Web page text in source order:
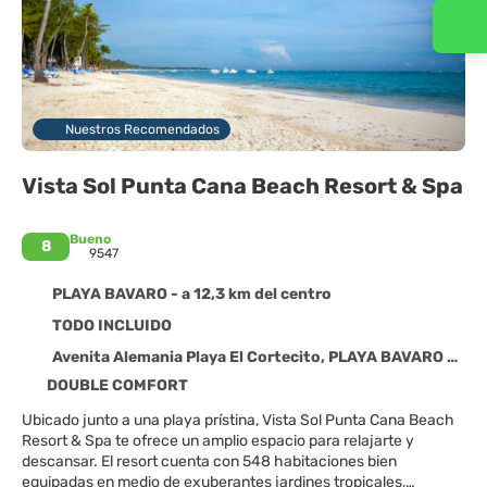
Nuestros Recomendados
Vista Sol Punta Cana Beach Resort & Spa
8
Bueno
9547
PLAYA BAVARO - a 12,3 km del centro
TODO INCLUIDO
Avenita Alemania Playa El Cortecito, PLAYA BAVARO 23000
DOUBLE COMFORT
Ubicado junto a una playa prístina, Vista Sol Punta Cana Beach
Resort & Spa te ofrece un amplio espacio para relajarte y
descansar. El resort cuenta con 548 habitaciones bien
equipadas en medio de exuberantes jardines tropicales,
Contacta con nosotros